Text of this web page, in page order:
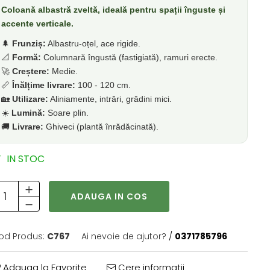
Coloană albastră zveltă, ideală pentru spații înguste și
accente verticale.
🌲 Frunziș: Albastru-oțel, ace rigide.
📐 Formă: Columnară îngustă (fastigiată), ramuri erecte.
🚀 Creștere: Medie.
📏 Înălțime livrare: 100 - 120 cm.
🏡 Utilizare: Aliniamente, intrări, grădini mici.
☀️ Lumină: Soare plin.
🚚 Livrare: Ghiveci (plantă înrădăcinată).
IN STOC
ADAUGA IN COS
Produs: C767 Ai nevoie de ajutor? / 0371785796
Adauga la Favorite Cere informatii